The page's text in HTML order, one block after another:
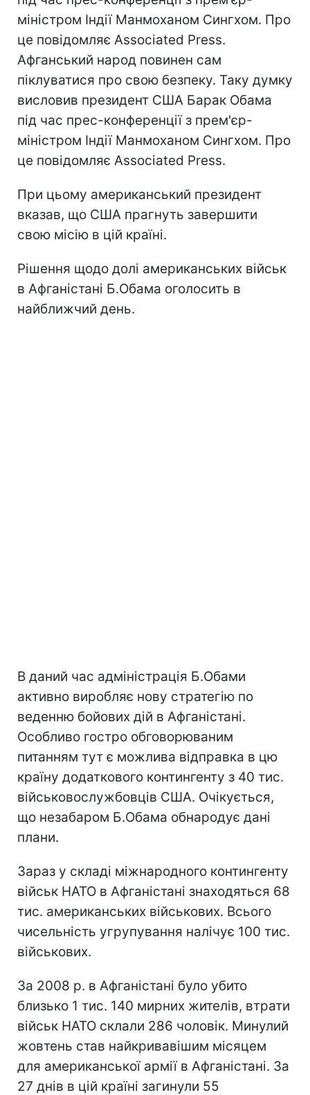
міністром Індії Манмоханом Сингхом. Про
це повідомляє Associated Press.
Афганський народ повинен сам
піклуватися про свою безпеку. Таку думку
висловив президент США Барак Обама
під час прес-конференції з прем'єр-
міністром Індії Манмоханом Сингхом. Про
це повідомляє Associated Press.
При цьому американський президент
вказав, що США прагнуть завершити
свою місію в цій країні.
Рішення щодо долі американських військ
в Афганістані Б.Обама оголосить в
найближчий день.
В даний час адміністрація Б.Обами
активно виробляє нову стратегію по
веденню бойових дій в Афганістані.
Особливо гостро обговорюваним
питанням тут є можлива відправка в цю
країну додаткового контингенту з 40 тис.
військовослужбовців США. Очікується,
що незабаром Б.Обама обнародує дані
плани.
Зараз у складі міжнародного контингенту
військ НАТО в Афганістані знаходяться 68
тис. американських військових. Всього
чисельність угрупування налічує 100 тис.
військових.
За 2008 р. в Афганістані було убито
близько 1 тис. 140 мирних жителів, втрати
військ НАТО склали 286 чоловік. Минулий
жовтень став найкривавішим місяцем
для американської армії в Афганістані. За
27 днів в цій країні загинули 55